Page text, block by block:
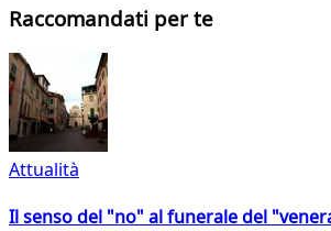
Raccomandati per te
Attualità
Il senso del "no" al funerale del